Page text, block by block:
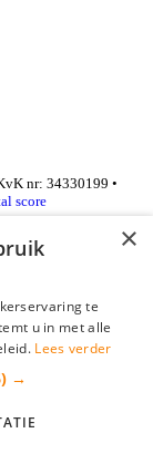
nr: 34330199 •
score
×
te
u in met alle
Lees verder
→